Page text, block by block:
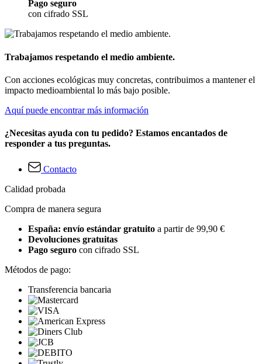
Pago seguro
con cifrado SSL
Trabajamos respetando el medio ambiente.
Con acciones ecológicas muy concretas, contribuimos a mantener el
impacto medioambiental lo más bajo posible.
Aquí puede encontrar más información
¿Necesitas ayuda con tu pedido? Estamos encantados de
responder a tus preguntas.
Contacto
Calidad probada
Compra de manera segura
España: envío estándar gratuito a partir de 99,90 €
Devoluciones gratuitas
Pago seguro con cifrado SSL
Métodos de pago:
Transferencia bancaria